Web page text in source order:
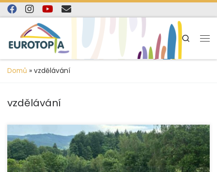
content
Skip to content
Search
Domů » vzdělávání
vzdělávání